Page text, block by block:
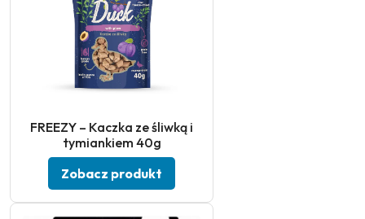
FREEZY – Kaczka ze śliwką i
tymiankiem 40g
Zobacz produkt